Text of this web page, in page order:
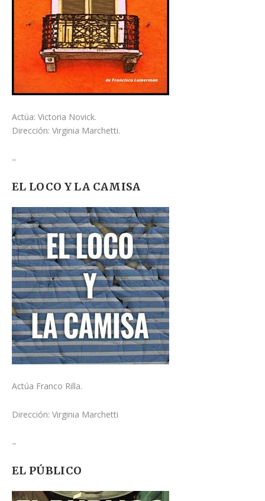
Actúa: Victoria Novick.
Dirección: Virginia Marchetti.
–
EL LOCO Y LA CAMISA
Actúa Franco Rilla.
Dirección: Virginia Marchetti
–
EL PÚBLICO